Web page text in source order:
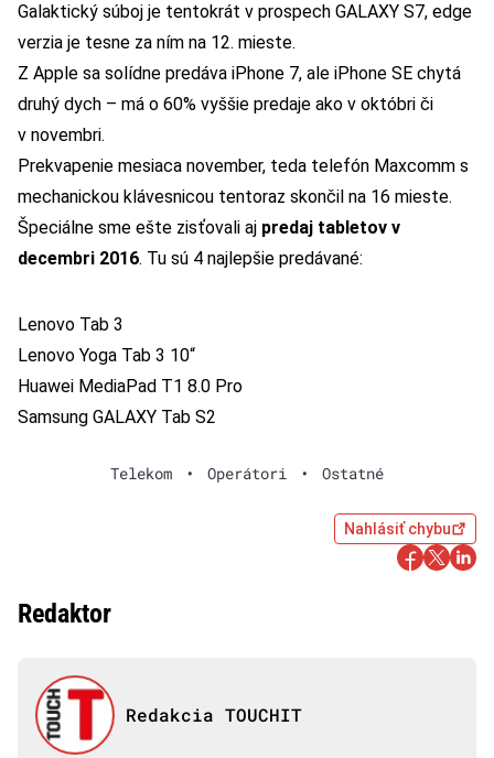
Galaktický súboj je tentokrát v prospech GALAXY S7, edge
verzia je tesne za ním na 12. mieste.
Z Apple sa solídne predáva iPhone 7, ale iPhone SE chytá
druhý dych – má o 60% vyššie predaje ako v októbri či
v novembri.
Prekvapenie mesiaca november, teda telefón Maxcomm s
mechanickou klávesnicou tentoraz skončil na 16 mieste.
Špeciálne sme ešte zisťovali aj predaj tabletov v
decembri 2016. Tu sú 4 najlepšie predávané:
Lenovo Tab 3
Lenovo Yoga Tab 3 10“
Huawei MediaPad T1 8.0 Pro
Samsung GALAXY Tab S2
Telekom • Operátori • Ostatné
Nahlásiť chybu
Redaktor
Redakcia TOUCHIT